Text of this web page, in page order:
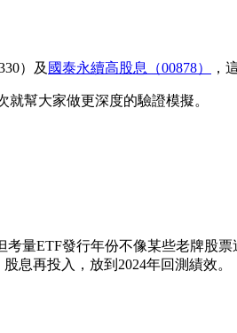
）及 國泰永續高股息（00878） ，
幫大家做更深度的驗證模擬。
量ETF發行年份不像某些老牌股
息再投入，放到2024年回測績效。